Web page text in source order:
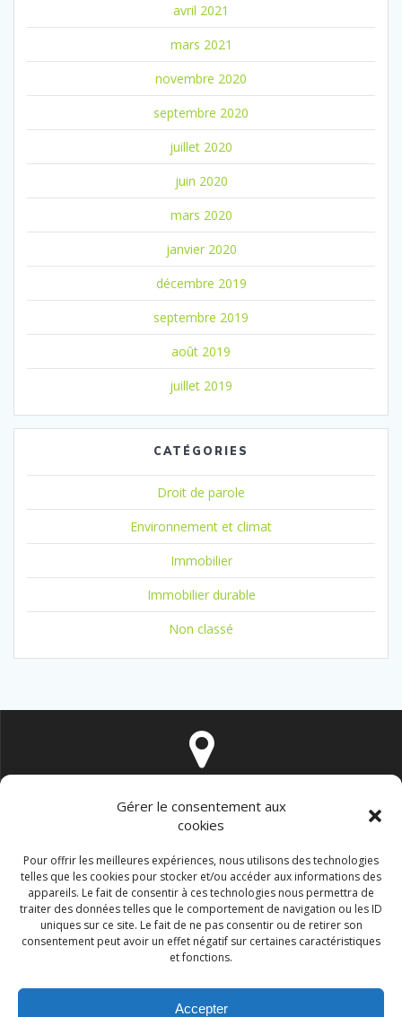
Gérer le consentement aux
cookies
Pour offrir les meilleures expériences, nous utilisons des technologies
telles que les cookies pour stocker et/ou accéder aux informations des
appareils. Le fait de consentir à ces technologies nous permettra de
traiter des données telles que le comportement de navigation ou les ID
uniques sur ce site. Le fait de ne pas consentir ou de retirer son
consentement peut avoir un effet négatif sur certaines caractéristiques
et fonctions.
Accepter
avril 2021
mars 2021
novembre 2020
septembre 2020
juillet 2020
juin 2020
mars 2020
janvier 2020
décembre 2019
septembre 2019
août 2019
juillet 2019
CATÉGORIES
Droit de parole
Environnement et climat
Immobilier
Immobilier durable
Non classé
16 rue de Vintimille 75009 PARIS
contact@immo-durable.fr